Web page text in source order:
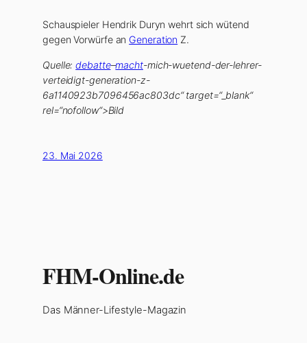
Schauspieler Hendrik Duryn wehrt sich wütend
gegen Vorwürfe an Generation Z.
Quelle:debatte–macht-mich-wuetend-der-lehrer-
verteidigt-generation-z-
6a1140923b7096456ac803dc“ target=“_blank“
rel=“nofollow“>Bild
23. Mai 2026
FHM-Online.de
Das Männer-Lifestyle-Magazin